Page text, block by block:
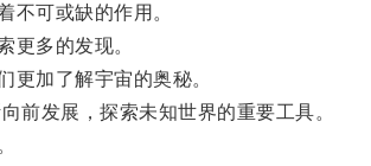
可或缺的作用。
多的发现。
加了解宇宙的奥秘。
发展，探索未知世界的重要工具。